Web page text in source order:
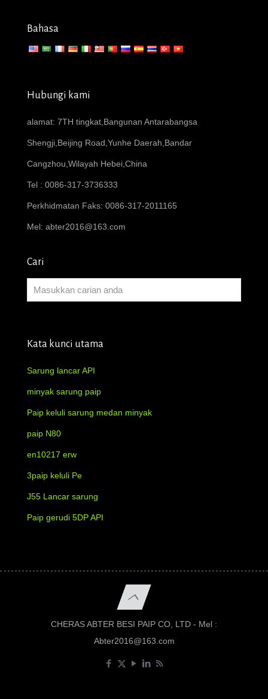
Bahasa
Hubungi kami
alamat: 7TH tingkat,Bangunan Antarabangsa
Shengji,Beijing Road,Yunhe Daerah,Bandar
Cangzhou,Wilayah Hebei,China
Tel : 0086-317-3736333
Perkhidmatan Faks: 0086-317-2011165
Mel: abter2016@163.com
Cari
Kata kunci utama
Sarung lancar API
minyak sarung paip
Paip keluli sarung medan minyak
paip N80
en10217 erw
3paip keluli Pe
J55 Lancar sarung
Paip gerudi 5DP API
CHERAS ABTER BESI PAIP CO, LTD - Mel :
Abter2016@163.com